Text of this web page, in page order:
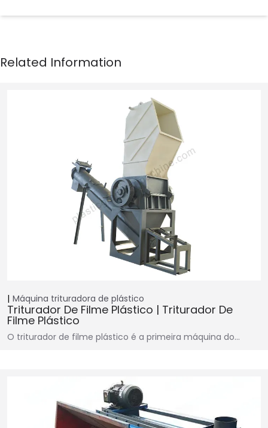
Máquina trituradora de plástico
Triturador De Filme Plástico | Triturador De
Filme Plástico
O triturador de filme plástico é a primeira máquina do…